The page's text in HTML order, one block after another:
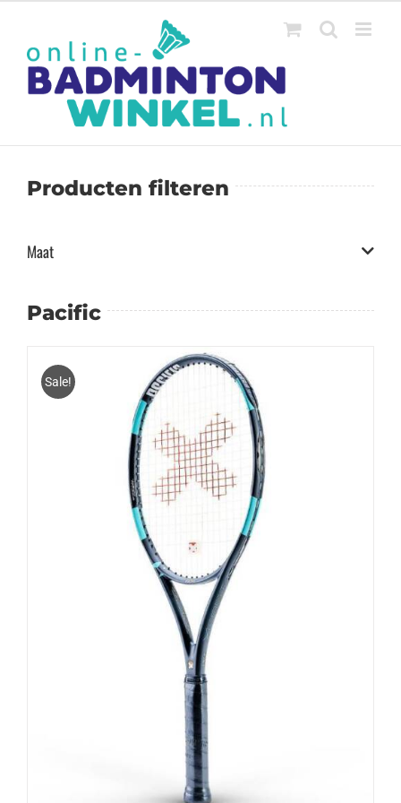
inhoud
Producten filteren
Maat
Pacific
Sale!